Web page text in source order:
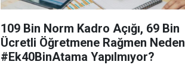
109 Bin Norm Kadro Açığı, 69 Bin
Ücretli Öğretmene Rağmen Neden
#Ek40BinAtama Yapılmıyor?